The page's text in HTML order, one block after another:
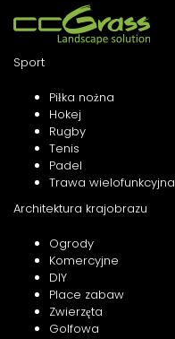
Sport
Piłka nożna
Hokej
Rugby
Tenis
Padel
Trawa wielofunkcyjna
Architektura krajobrazu
Ogrody
Komercyjne
DIY
Place zabaw
Zwierzęta
Golfowa